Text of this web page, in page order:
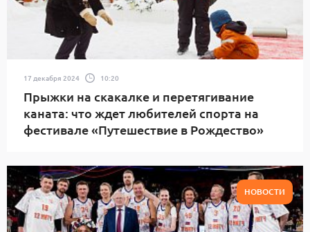
17 декабря 2024 10:20
Прыжки на скакалке и перетягивание
каната: что ждет любителей спорта на
фестивале «Путешествие в Рождество»
НОВОСТИ